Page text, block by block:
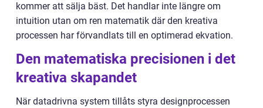
kommer att sälja bäst. Det handlar inte längre om
intuition utan om ren matematik där den kreativa
processen har förvandlats till en optimerad ekvation.
Den matematiska precisionen i det
kreativa skapandet
När datadrivna system tillåts styra designprocessen